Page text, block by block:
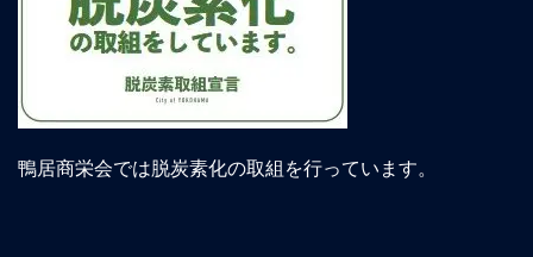
鴨居商栄会では脱炭素化の取組を行っています。